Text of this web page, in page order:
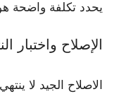
يحدد تكلفة واضحة
الإصلاح واختبار
الاصلاح الجيد لا